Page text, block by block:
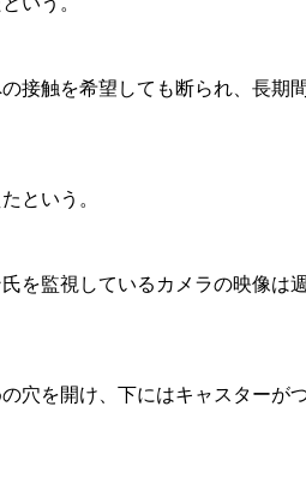
接触を希望しても断られ、長期
という。
監視しているカメラの映像は
を開け、下にはキャスターが